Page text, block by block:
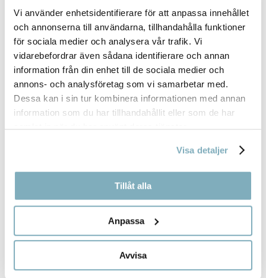
Vi använder enhetsidentifierare för att anpassa innehållet
och annonserna till användarna, tillhandahålla funktioner
för sociala medier och analysera vår trafik. Vi
vidarebefordrar även sådana identifierare och annan
information från din enhet till de sociala medier och
annons- och analysföretag som vi samarbetar med.
Dessa kan i sin tur kombinera informationen med annan
information som du har tillhandahållit eller som de har
samlat in när du har använt deras tjänster.
Visa detaljer
Tillåt alla
Anpassa
Avvisa